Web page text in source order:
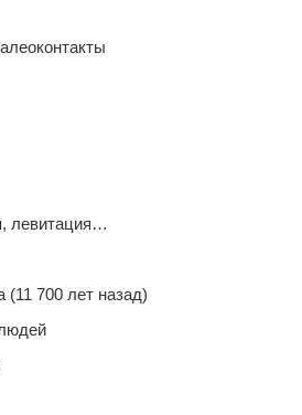
левитация…
(11 700 лет назад)